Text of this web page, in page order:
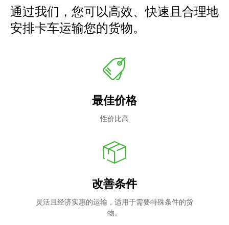
通过我们，您可以高效、快速且合理地
安排卡车运输您的货物。
最佳价格
性价比高
改善条件
灵活且经济实惠的运输，适用于需要特殊条件的货
物。